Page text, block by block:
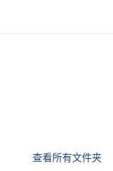
查看所有文件夹